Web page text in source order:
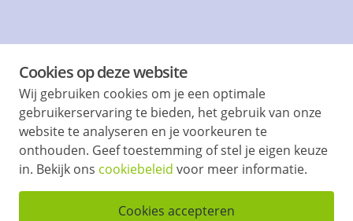
Vind & volg ons ook op
Privacyerklaring
Cookies op deze website
Wij gebruiken cookies om je een optimale
gebruikerservaring te bieden, het gebruik van onze
website te analyseren en je voorkeuren te
onthouden. Geef toestemming of stel je eigen keuze
in. Bekijk ons cookiebeleid voor meer informatie.
Cookies accepteren